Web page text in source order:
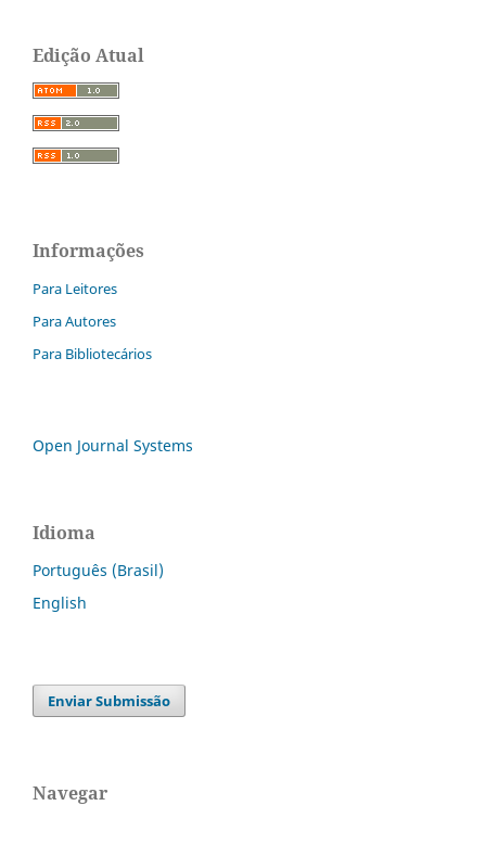
Edição Atual
Informações
Para Leitores
Para Autores
Para Bibliotecários
Open Journal Systems
Idioma
Português (Brasil)
English
Enviar Submissão
Navegar